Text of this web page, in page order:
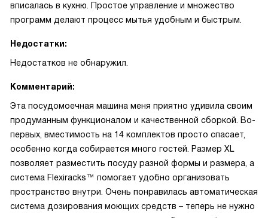
вписалась в кухню. Простое управление и множество
программ делают процесс мытья удобным и быстрым.
Недостатки:
Недостатков не обнаружил.
Комментарий:
Эта посудомоечная машина меня приятно удивила своим
продуманным функционалом и качественной сборкой. Во-
первых, вместимость на 14 комплектов просто спасает,
особенно когда собирается много гостей. Размер XL
позволяет разместить посуду разной формы и размера, а
система Flexiracks™ помогает удобно организовать
пространство внутри. Очень понравилась автоматическая
система дозирования моющих средств – теперь не нужно